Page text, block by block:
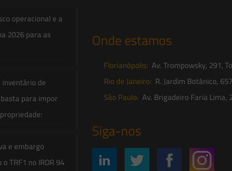
operacional e a
2026 para as
inventário de
para impor
e embargo
TRF1 no IRDR 94
Onde estamos
Florianópolis: Av. Trompowsky, 291,
Rio de Janeiro: R. Jardim Botânico,
São Paulo: Av. Brigadeiro Faria Lima,
Siga-nos